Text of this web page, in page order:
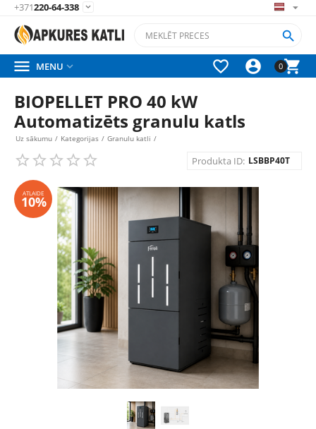
+371220-64-338 
0



 MENU 
BIOPELLET PRO 40 kW
Automatizēts granulu katls
Uz sākumu / Kategorijas / Granulu katli /
Produkta ID: LSBBP40T
ATLAIDE
10%